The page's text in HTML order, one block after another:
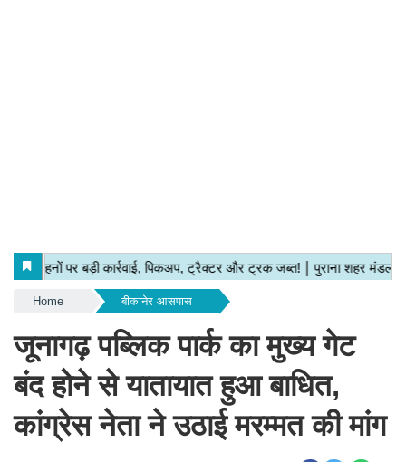
Home बीकानेर आसपास
जूनागढ़ पब्लिक पार्क का मुख्य गेट
बंद होने से यातायात हुआ बाधित,
कांग्रेस नेता ने उठाई मरम्मत की मांग